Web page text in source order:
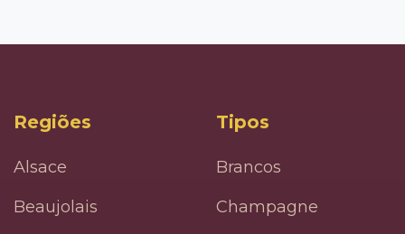
Regiões
Alsace
Beaujolais
Tipos
Brancos
Champagne